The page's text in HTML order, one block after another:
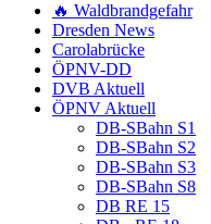
🔥 Waldbrandgefahr
Dresden News
Carolabrücke
ÖPNV-DD
DVB Aktuell
ÖPNV Aktuell
DB-SBahn S1
DB-SBahn S2
DB-SBahn S3
DB-SBahn S8
DB RE 15